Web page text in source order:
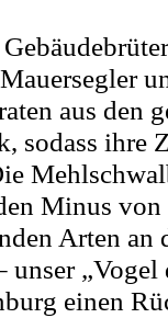
aus den
sodass ihre
Minus
Arten an
unser
einen